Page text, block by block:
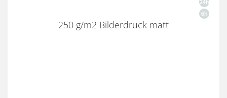
250 g/m2 Bilderdruck matt